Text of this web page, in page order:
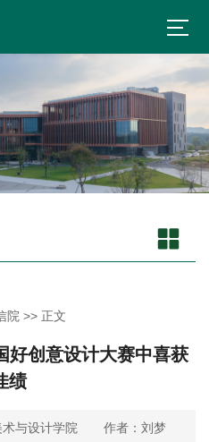
院 >> 正文
好创意设计大赛中喜获
绩
与设计学院
作者：刘梦